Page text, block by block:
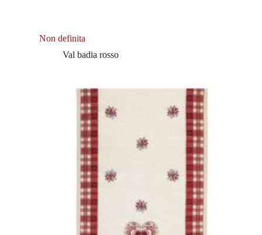
Non definita
Val badia rosso